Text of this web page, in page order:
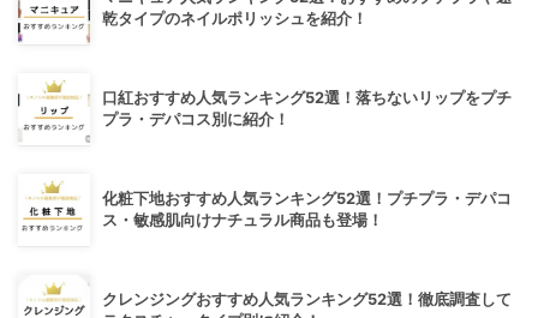
乾タイプのネイルポリッシュを紹介！
口紅おすすめ人気ランキング52選！落ちないリップをプチ
プラ・デパコス別に紹介！
化粧下地おすすめ人気ランキング52選！プチプラ・デパコ
ス・敏感肌向けナチュラル商品も登場！
クレンジングおすすめ人気ランキング52選！徹底調査して